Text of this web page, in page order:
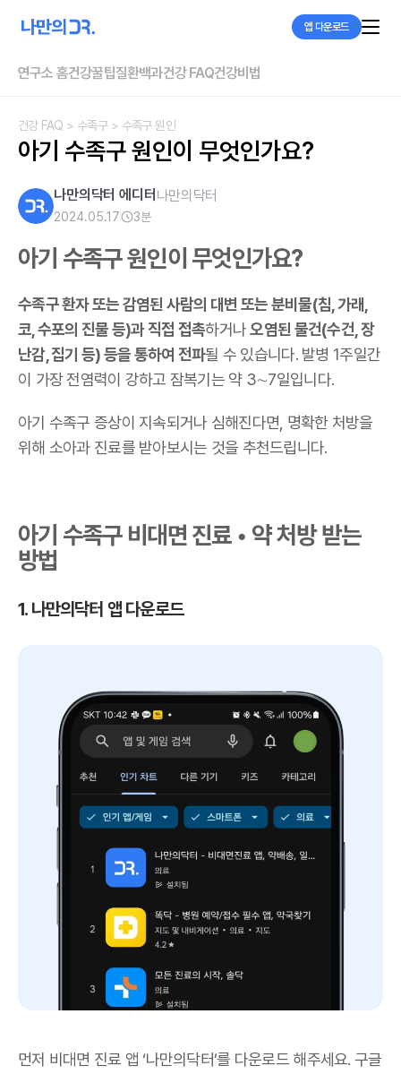
앱 다운로드
연구소 홈건강꿀팁질환백과건강 FAQ건강비법
건강 FAQ > 수족구> 수족구 원인
아기 수족구 원인이 무엇인가요?
나만의닥터 에디터 나만의닥터
2024.05.17 3분
아기 수족구 원인이 무엇인가요?
수족구 환자 또는 감염된 사람의 대변 또는 분비물(침, 가래,
코, 수포의 진물 등)과 직접 접촉하거나오염된 물건(수건, 장
난감, 집기 등) 등을 통하여 전파될 수 있습니다. 발병 1주일간
이 가장 전염력이 강하고 잠복기는 약 3∼7일입니다.
아기 수족구 증상이 지속되거나 심해진다면, 명확한 처방을
위해 소아과 진료를 받아보시는 것을 추천드립니다.
아기 수족구 비대면 진료 • 약 처방 받는
방법
1. 나만의닥터 앱 다운로드
먼저 비대면 진료 앱 ‘나만의닥터’를 다운로드 해주세요. 구글